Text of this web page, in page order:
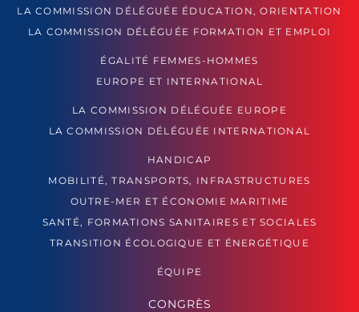
LA COMMISSION DÉLÉGUÉE ÉDUCATION, ORIENTATION
LA COMMISSION DÉLÉGUÉE FORMATION ET EMPLOI
ÉGALITÉ FEMMES-HOMMES
EUROPE ET INTERNATIONAL
LA COMMISSION DÉLÉGUÉE EUROPE
LA COMMISSION DÉLÉGUÉE INTERNATIONAL
HANDICAP
MOBILITÉ, TRANSPORTS, INFRASTRUCTURES
OUTRE-MER ET ÉCONOMIE MARITIME
SANTÉ, FORMATIONS SANITAIRES ET SOCIALES
TRANSITION ÉCOLOGIQUE ET ÉNERGÉTIQUE
ÉQUIPE
CONGRÈS